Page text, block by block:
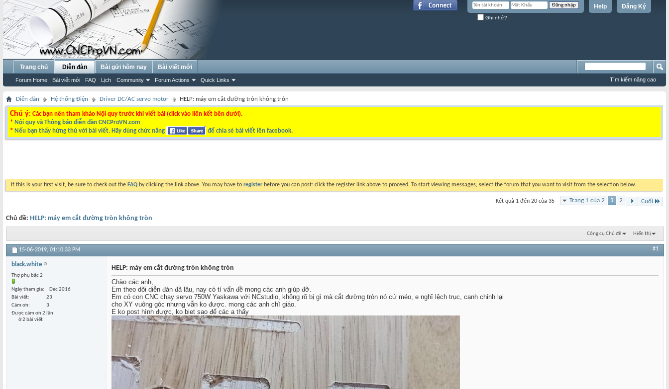
Đăng Ký
Help
Ghi nhớ?
Trang chủ Diễn đàn
Forum Home Bài viết mới FAQ Lịch Community Forum Actions Quick Links
Bài gửi hôm nay Bài viết mới
Tìm kiếm nâng cao
Diễn đàn Hệ thống Điện Driver DC/AC servo motor HELP: máy em cắt đường tròn không tròn
Chú ý: Các bạn nên tham khảo Nội quy trước khi viết bài (click vào liên kết bên dưới).
* Nội quy và Thông báo diễn đàn CNCProVN.com
* Nếu bạn thấy hứng thú với bài viết. Hãy dùng chức năng để chia sẻ bài viết lên facebook.
If this is your first visit, be sure to check out the FAQ by clicking the link above. You may have to register before you can post: click the register link above to proceed. To start viewing messages, select the forum that you want to visit from the selection below.
Trang 1 của 2 1 2 Cuối
Kết quả 1 đến 20 của 35
Chủ đề: HELP: máy em cắt đường tròn không tròn
Công cụ Chủ đề Hiển thị
15-06-2019, 01:10:33 PM #1
black.white
Thợ phụ bậc 2
Ngày tham gia
Dec 2016
Bài viết
23
Cám ơn
3
Được cám ơn 2 lần
ở 2 bài viết
HELP: máy em cắt đường tròn không tròn
Chào các anh,
Em theo dõi diễn đàn đã lâu, nay có tí vấn đề mong các anh giúp đỡ.
Em có con CNC chạy servo 750W Yaskawa với NCstudio, không rõ bị gì mà cắt đường tròn nó cứ méo, e nghĩ lệch trục, canh chỉnh lại
cho XY vuông góc nhưng vẫn ko được. mong các anh chĩ giáo.
E ko post hình được, ko biet sao để các a thấy